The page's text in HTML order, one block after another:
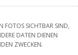
FOTOS SICHTBAR SIND,
DATEN DIENEN
ZWECKEN.